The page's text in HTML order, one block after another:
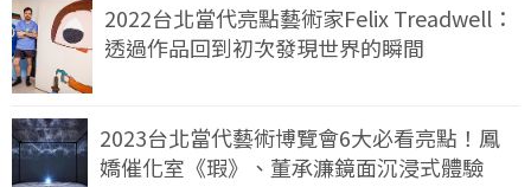
2022台北當代亮點藝術家Felix Treadwell：
透過作品回到初次發現世界的瞬間
2023台北當代藝術博覽會6大必看亮點！鳳
嬌催化室《瑕》、董承濂鏡面沉浸式體驗